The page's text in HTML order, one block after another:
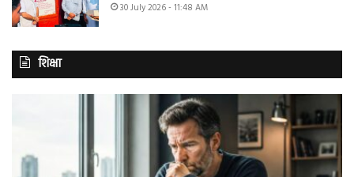
30 July 2026 - 11:48 AM
शिक्षा